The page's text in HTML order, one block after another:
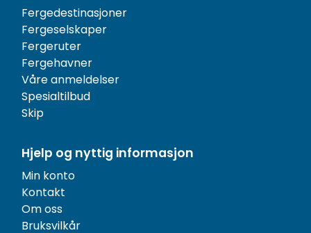
Fergedestinasjoner
Fergeselskaper
Fergeruter
Fergehavner
Våre anmeldelser
Spesialtilbud
Skip
Hjelp og nyttig informasjon
Min konto
Kontakt
Om oss
Bruksvilkår